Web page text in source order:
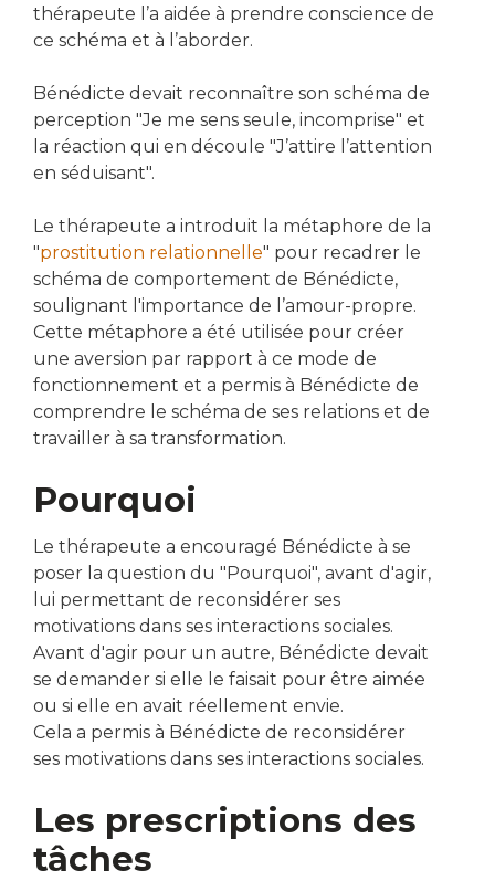
thérapeute l’a aidée à prendre conscience de
ce schéma et à l’aborder.
Bénédicte devait reconnaître son schéma de
perception "Je me sens seule, incomprise" et
la réaction qui en découle "J’attire l’attention
en séduisant".
Le thérapeute a introduit la métaphore de la
"prostitution relationnelle" pour recadrer le
schéma de comportement de Bénédicte,
soulignant l'importance de l’amour-propre.
Cette métaphore a été utilisée pour créer
une aversion par rapport à ce mode de
fonctionnement et a permis à Bénédicte de
comprendre le schéma de ses relations et de
travailler à sa transformation.
Pourquoi
Le thérapeute a encouragé Bénédicte à se
poser la question du "Pourquoi", avant d'agir,
lui permettant de reconsidérer ses
motivations dans ses interactions sociales.
Avant d'agir pour un autre, Bénédicte devait
se demander si elle le faisait pour être aimée
ou si elle en avait réellement envie.
Cela a permis à Bénédicte de reconsidérer
ses motivations dans ses interactions sociales.
Les prescriptions des
tâches